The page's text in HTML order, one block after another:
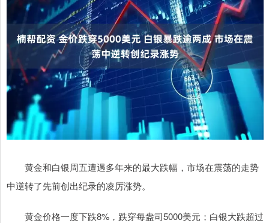
黄金和白银周五遭遇多年来的最大跌幅，市场在震荡的走势
中逆转了先前创出纪录的凌厉涨势。
黄金价格一度下跌8%，跌穿每盎司5000美元；白银大跌超过